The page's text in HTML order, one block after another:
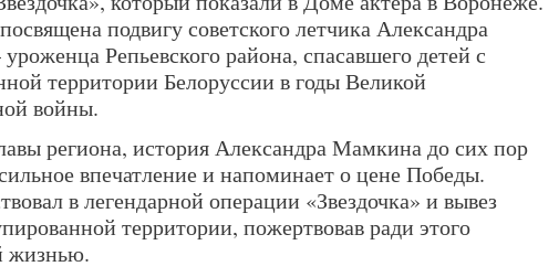
подвигу советского летчика Александра
Репьевского района, спасавшего детей с
территории Белоруссии в годы Великой
войны.
региона, история Александра Мамкина до сих пор
впечатление и напоминает о цене Победы.
в легендарной операции «Звездочка» и вывез
территории, пожертвовав ради этого
жизнью.